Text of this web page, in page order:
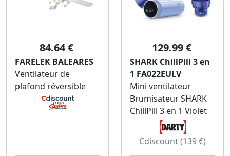
84.64 €
FARELEK BALEARES
Ventilateur de
plafond réversible
129.99 €
SHARK ChillPill 3 en
1 FA022EULV
Mini ventilateur
Brumisateur SHARK
ChillPill 3 en 1 Violet
Cdiscount (139 €)